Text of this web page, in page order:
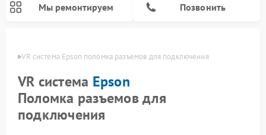
Мы ремонтируем Позвонить
Чите VR система Epson поломка разъемов для подключения
VR система Epson
Поломка разъемов для
подключения